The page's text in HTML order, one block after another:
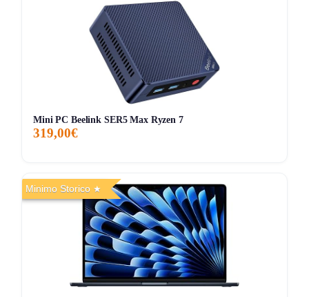
Mini PC Beelink SER5 Max Ryzen 7
319,00€
Minimo Storico